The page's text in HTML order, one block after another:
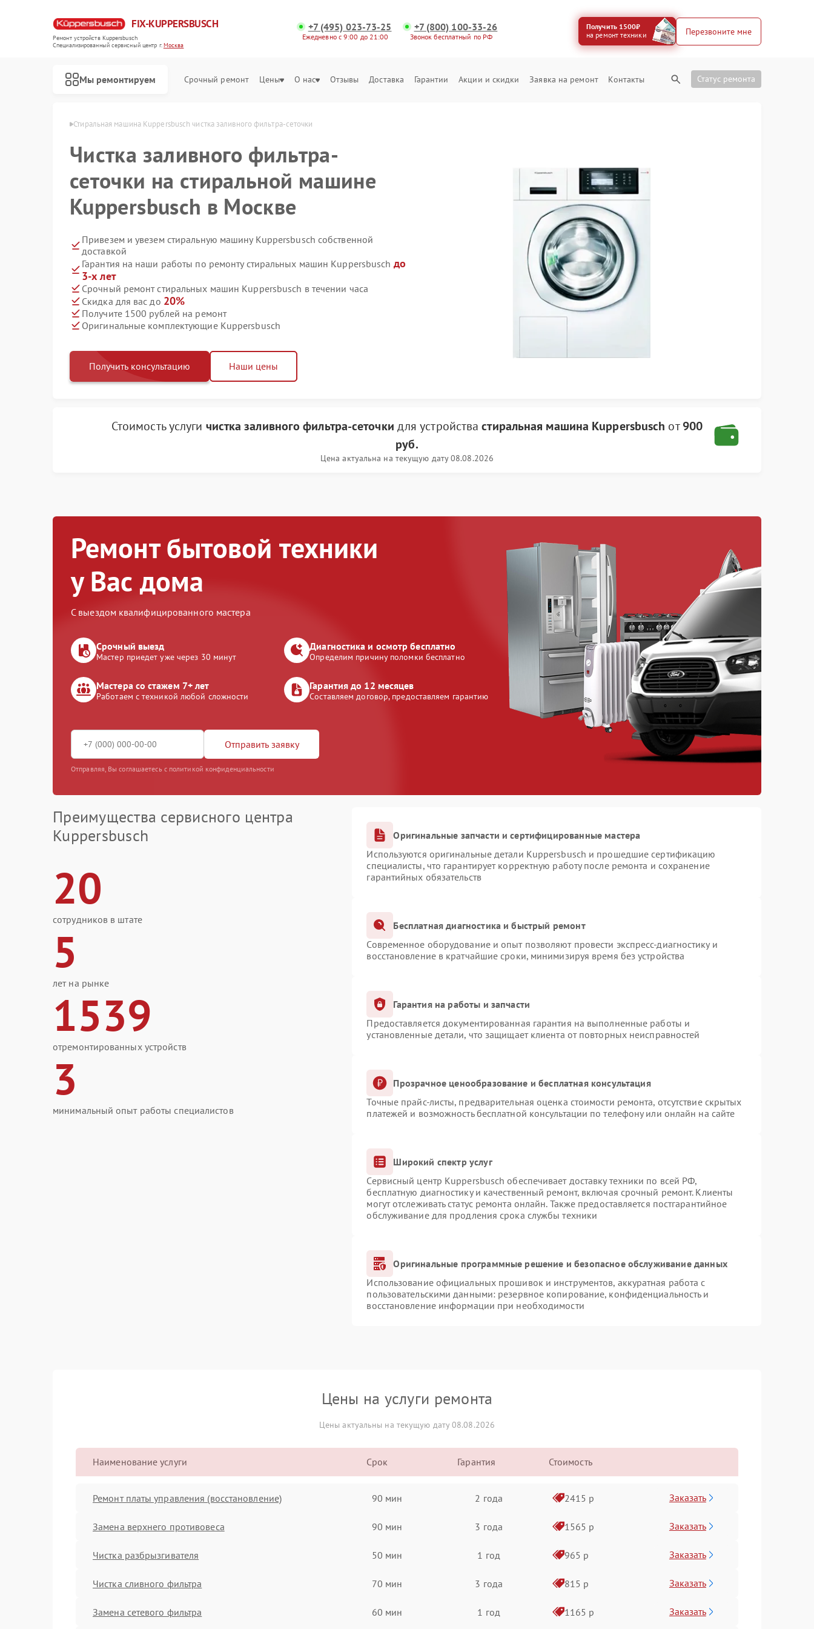
FIX-KUPPERSBUSCH
Ремонт устройств Kuppersbusch
Специализированный cервисный центр г.Москва
+7 (495) 023-73-25
Ежедневно с 9:00 до 21:00
+7 (800) 100-33-26
Звонок бесплатный по РФ
Получить 1500₽
на ремонт техники
Перезвоните мне
Мы ремонтируем Срочный ремонт Цены О нас Отзывы Доставка Гарантии Акции и скидки Заявка на ремонт Контакты Статус ремонта
в Москве Стиральная машина Kuppersbusch чистка заливного фильтра-сеточки
Чистка заливного фильтра-
сеточки на стиральной машине
Kuppersbusch в Москве
Привезем и увезем стиральную машину Kuppersbusch собственной
доставкой
Гарантия на наши работы по ремонту стиральных машин Kuppersbusch до
3-х лет
Срочный ремонт стиральных машин Kuppersbusch в течении часа
Скидка для вас до 20%
Получите 1500 рублей на ремонт
Оригинальные комплектующие Kuppersbusch
Получить консультацию Наши цены
Стоимость услуги чистка заливного фильтра-сеточки для устройствастиральная машина Kuppersbusch от900
руб.
Цена актуальна на текущую дату 08.08.2026
Ремонт бытовой техники
у Вас дома
С выездом квалифицированного мастера
Срочный выезд
Мастер приедет уже через 30 минут
Диагностика и осмотр бесплатно
Определим причину поломки бесплатно
Мастера со стажем 7+ лет
Работаем с техникой любой сложности
Гарантия до 12 месяцев
Составляем договор, предоставляем гарантию
Отправить заявку
Отправляя, Вы соглашаетесь с политикой конфиденциальности
Преимущества сервисного центра
Kuppersbusch
20
сотрудников в штате
5
лет на рынке
1539
отремонтированных устройств
3
минимальный опыт работы специалистов
Оригинальные запчасти и сертифицированные мастера
Используются оригинальные детали Kuppersbusch и прошедшие сертификацию
специалисты, что гарантирует корректную работу после ремонта и сохранение
гарантийных обязательств
Бесплатная диагностика и быстрый ремонт
Современное оборудование и опыт позволяют провести экспресс-диагностику и
восстановление в кратчайшие сроки, минимизируя время без устройства
Гарантия на работы и запчасти
Предоставляется документированная гарантия на выполненные работы и
установленные детали, что защищает клиента от повторных неисправностей
Прозрачное ценообразование и бесплатная консультация
Точные прайс-листы, предварительная оценка стоимости ремонта, отсутствие скрытых
платежей и возможность бесплатной консультации по телефону или онлайн на сайте
Широкий спектр услуг
Сервисный центр Kuppersbusch обеспечивает доставку техники по всей РФ,
бесплатную диагностику и качественный ремонт, включая срочный ремонт. Клиенты
могут отслеживать статус ремонта онлайн. Также предоставляется постгарантийное
обслуживание для продления срока службы техники
Оригинальные программные решение и безопасное обслуживание данных
Использование официальных прошивок и инструментов, аккуратная работа с
пользовательскими данными: резервное копирование, конфиденциальность и
восстановление информации при необходимости
Цены на услуги ремонта
Цены актуальны на текущую дату 08.08.2026
Наименование услуги Срок Гарантия Стоимость
Ремонт платы управления (восстановление) 90 мин 2 года 2415 р Заказать
Замена верхнего противовеса 90 мин 3 года 1565 р Заказать
Чистка разбрызгивателя 50 мин 1 год 965 р Заказать
Чистка сливного фильтра 70 мин 3 года 815 р Заказать
Замена сетевого фильтра 60 мин 1 год 1165 р Заказать